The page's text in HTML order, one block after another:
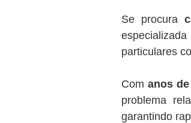
Se procura
particulares
Comanos
problema
garantindo